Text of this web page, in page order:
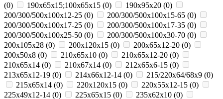
(0) 190х65х15;100х65х15 (0) 190х95х20 (0)
200/300/500x100x12-25 (0) 200/300/500x100x15-65 (0)
200/300/500x100x17-25 (0) 200/300/500x100x17-35 (0)
200/300/500x100x25-50 (0) 200/300/500x100x30-70 (0)
200x105x28 (0) 200x120x15 (0) 200x65x12-20 (0)
200х50х8 (0) 210x65x10 (0) 210x65x12-20 (0)
210x65x14 (0) 210х67х14 (0) 212x65x6-15 (0)
213x65x12-19 (0) 214x66x12-14 (0) 215/220х64/68х9 (0)
215х65х14 (0) 220x120x15 (0) 220x55x12-15 (0)
225x49x12-14 (0) 225х65х15 (0) 235x62x10 (0)